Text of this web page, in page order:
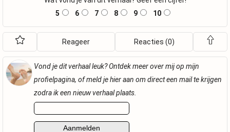
5
6 7 8 9 10
Reageer Reacties (0)
Vond je dit verhaal leuk? Ontdek meer over mij op mijn
profielpagina, of meld je hier aan om direct een mail te krijgen
zodra ik een nieuw verhaal plaats.